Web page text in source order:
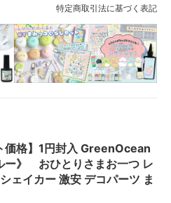
特定商取引法に基づく表記
格】1円封入 GreenOcean
ー》 おひとりさまお一つ レ
ェイカー 激安 デコパーツ ま